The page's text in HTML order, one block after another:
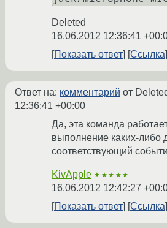
Deleted
16.06.2012 12:36:41
Показать ответ
Ссылка
Ответ на: комментарий от
12:36:41 +00:00
Да, эта команда
выполнение каких-либо
соответствующий
KivApple ★★★★★
16.06.2012 12:42:27
Показать ответ Ссылка